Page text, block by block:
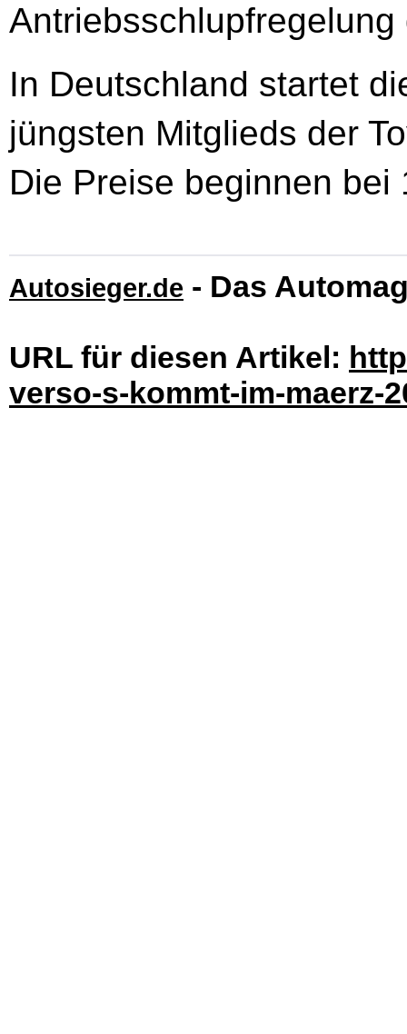
In Deutschland startet
jüngsten Mitglieds der
Die Preise beginnen bei
Autosieger.de - Das
URL für diesen Artikel:
verso-s-kommt-im-maerz-